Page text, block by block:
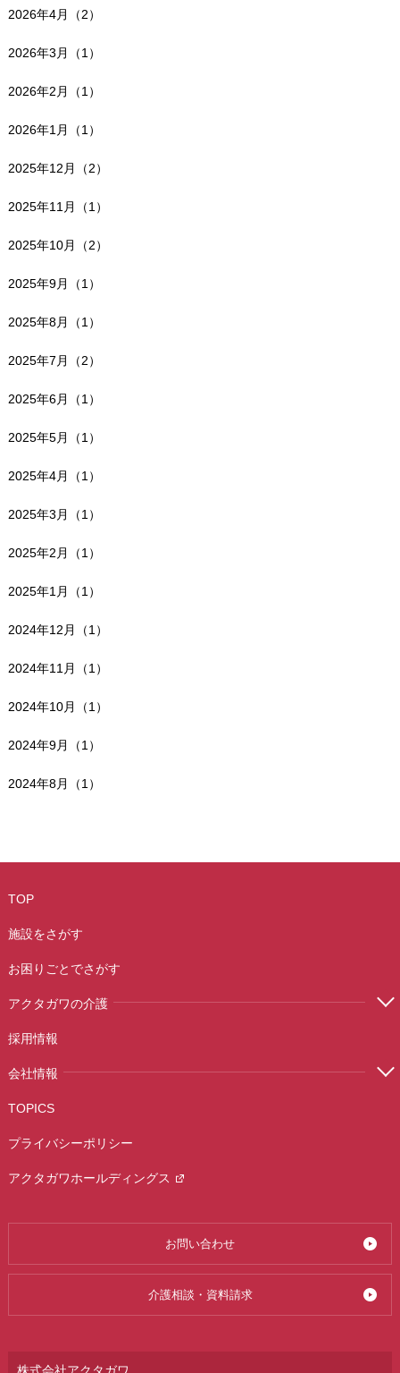
2026年4月（2）
2026年3月（1）
2026年2月（1）
2026年1月（1）
2025年12月（2）
2025年11月（1）
2025年10月（2）
2025年9月（1）
2025年8月（1）
2025年7月（2）
2025年6月（1）
2025年5月（1）
2025年4月（1）
2025年3月（1）
2025年2月（1）
2025年1月（1）
2024年12月（1）
2024年11月（1）
2024年10月（1）
2024年9月（1）
2024年8月（1）
TOP
施設をさがす
お困りごとでさがす
アクタガワの介護
採用情報
会社情報
お問い合わせ
TOPICS
介護相談・資料請求
プライバシーポリシー
アクタガワホールディングス